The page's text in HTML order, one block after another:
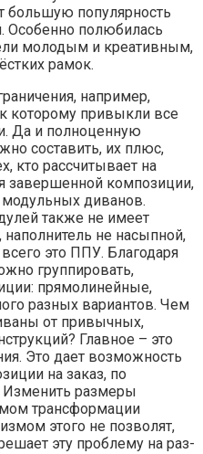
популярность
Особенно полюбилась
молодым и креативным,
рамок.
например,
к которому привыкли все
Да и полноценную
составить, их плюс,
кто рассчитывает на
завершенной композиции,
модульных диванов.
также не имеет
наполнитель не насыпной,
это ППУ. Благодаря
группировать,
прямолинейные,
разных вариантов. Чем
от привычных,
Главное – это
Это дает возможность
на заказ, по
размеры
трансформации
этого не позволят,
эту проблему на раз-